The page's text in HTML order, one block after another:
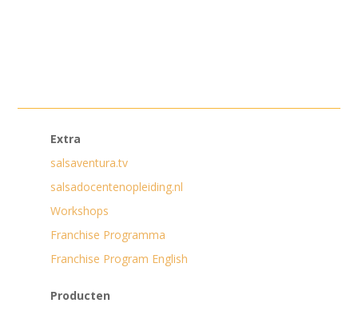
Extra
salsaventura.tv
salsadocentenopleiding.nl
Workshops
Franchise Programma
Franchise Program English
Producten